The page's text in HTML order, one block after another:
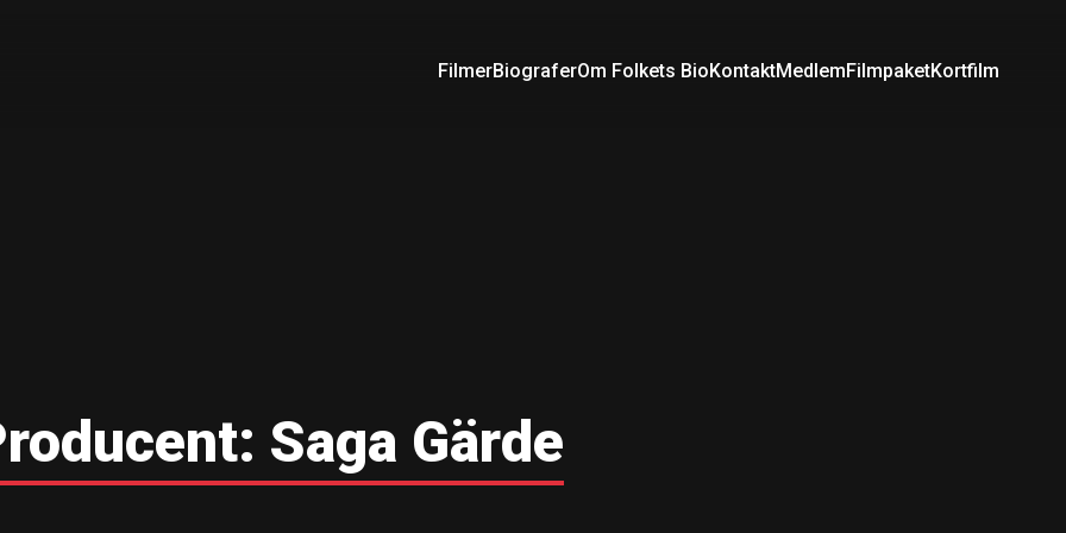
FilmerBiograferOm Folkets BioKontaktMedlemFilmpaketKortfilm
Saga Gärde